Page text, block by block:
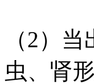
（2）
虫、肾